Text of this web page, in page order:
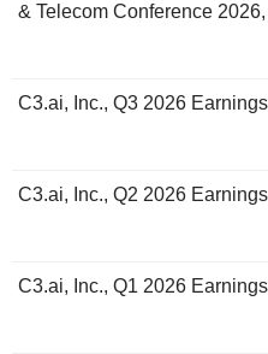
& Telecom Conference
C3.ai, Inc., Q3 2026
C3.ai, Inc., Q2 2026
C3.ai, Inc., Q1 2026